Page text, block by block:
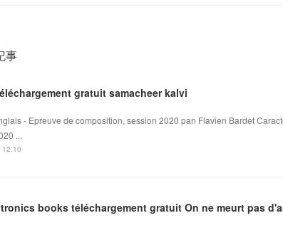
事
gratuit samacheer kalvi
- Epreuve de composition, session 2020 pan Flavien Bardet
...
books téléchargement gratuit On ne meurt pas